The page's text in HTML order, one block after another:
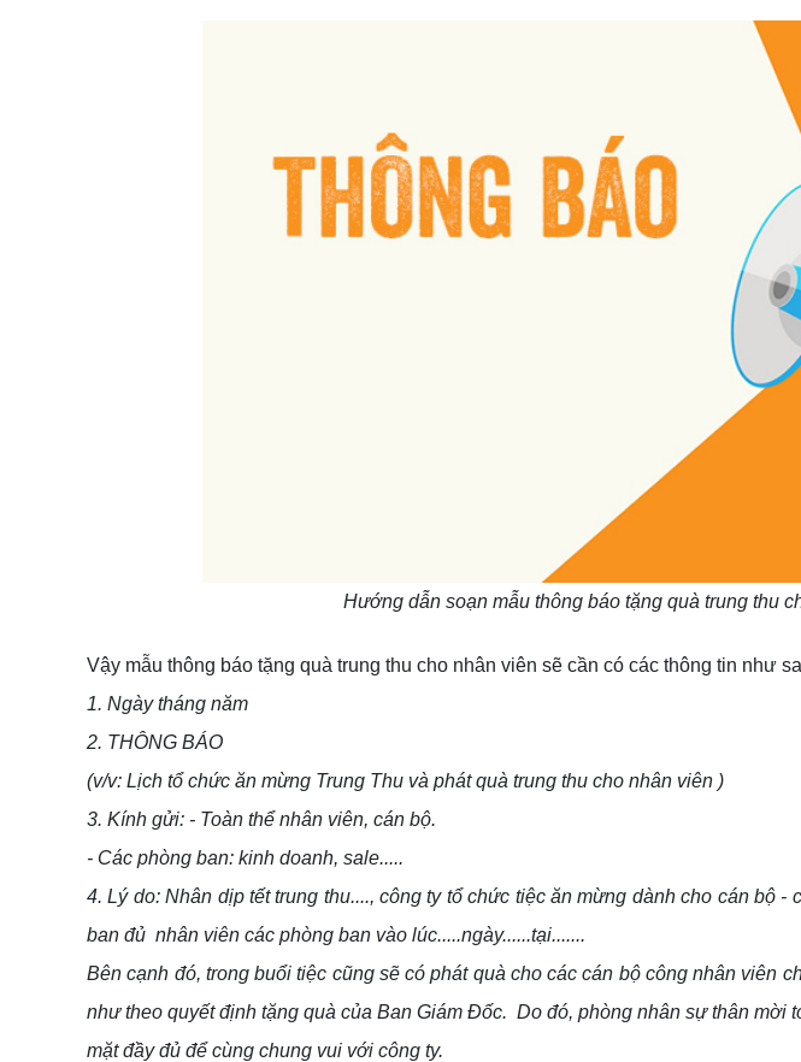
Hướng dẫn soạn mẫu thông báo tặng quà trung thu
Vậy mẫu thông báo tặng quà trung thu cho nhân viên sẽ cần có các thông tin như
1. Ngày tháng năm
2. THÔNG BÁO
(v/v: Lịch tổ chức ăn mừng Trung Thu và phát quà trung thu cho nhân viên )
3. Kính gửi: - Toàn thể nhân viên, cán bộ.
- Các phòng ban: kinh doanh, sale.....
4. Lý do: Nhân dịp tết trung thu...., công ty tổ chức tiệc ăn mừng dành cho cán bộ
ban đủ nhân viên các phòng ban vào lúc.....ngày......tại.......
Bên cạnh đó, trong buổi tiệc cũng sẽ có phát quà cho các cán bộ công nhân viên
như theo quyết định tặng quà của Ban Giám Đốc. Do đó, phòng nhân sự thân mời
mặt đầy đủ để cùng chung vui với công ty.